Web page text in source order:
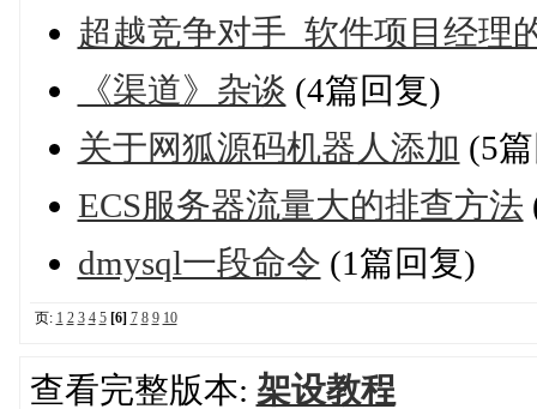
超越竞争对手_软件项目经理
《渠道》杂谈 (4篇回复)
关于网狐源码机器人添加 (5
ECS服务器流量大的排查方法
dmysql一段命令 (1篇回复)
页: 1 2 3 4 5 [6] 7 8 9 10
查看完整版本: 架设教程